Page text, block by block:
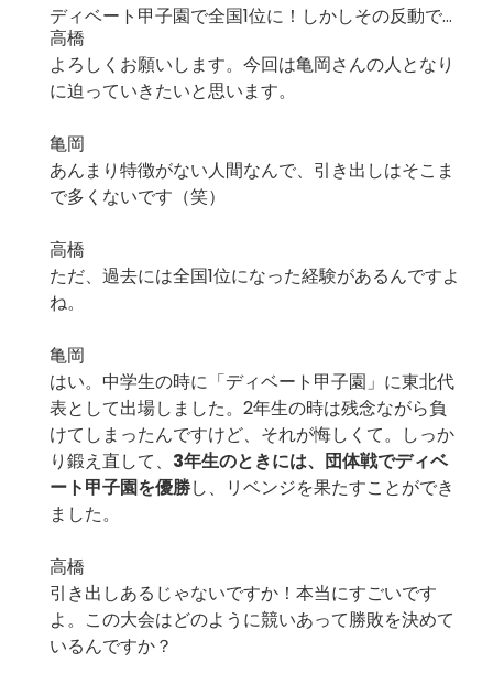
ディベート甲子園で全国1位に！しかしその反動で…
高橋
よろしくお願いします。今回は亀岡さんの人となり
に迫っていきたいと思います。
亀岡
あんまり特徴がない人間なんで、引き出しはそこま
で多くないです（笑）
高橋
ただ、過去には全国1位になった経験があるんですよ
ね。
亀岡
はい。中学生の時に「ディベート甲子園 」に東北代
表として出場しました。2年生の時は残念ながら負
けてしまったんですけど、それが悔しくて。しっか
り鍛え直して、 3年生のときには、団体戦でディベ
ート甲子園を優勝し、リベンジを果たすことができ
ました。
高橋
引き出しあるじゃないですか！本当にすごいです
よ。この大会はどのように競いあって勝敗を決めて
いるんですか？